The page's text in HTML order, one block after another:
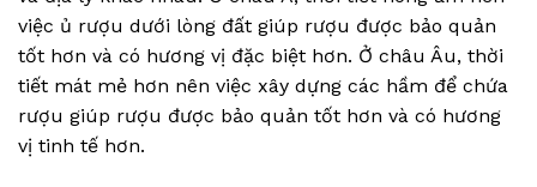
việc ủ rượu dưới lòng đất giúp rượu được bảo quản
tốt hơn và có hương vị đặc biệt hơn. Ở châu Âu, thời
tiết mát mẻ hơn nên việc xây dựng các hầm để chứa
rượu giúp rượu được bảo quản tốt hơn và có hương
vị tinh tế hơn.